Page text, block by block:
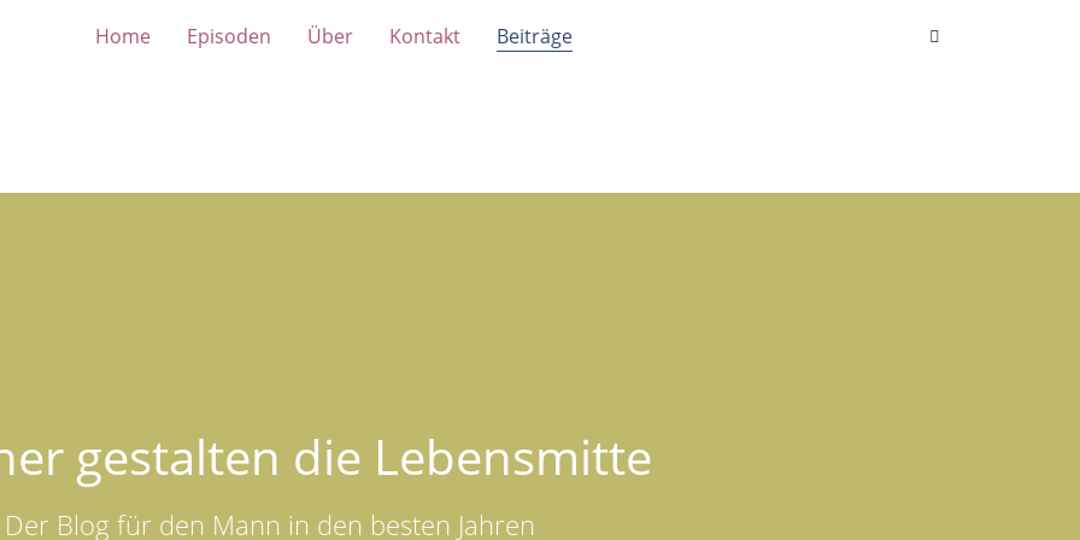
Home Episoden Über Kontakt Beiträge
gestalten die Lebensmitte
Der Blog für den Mann in den besten Jahren